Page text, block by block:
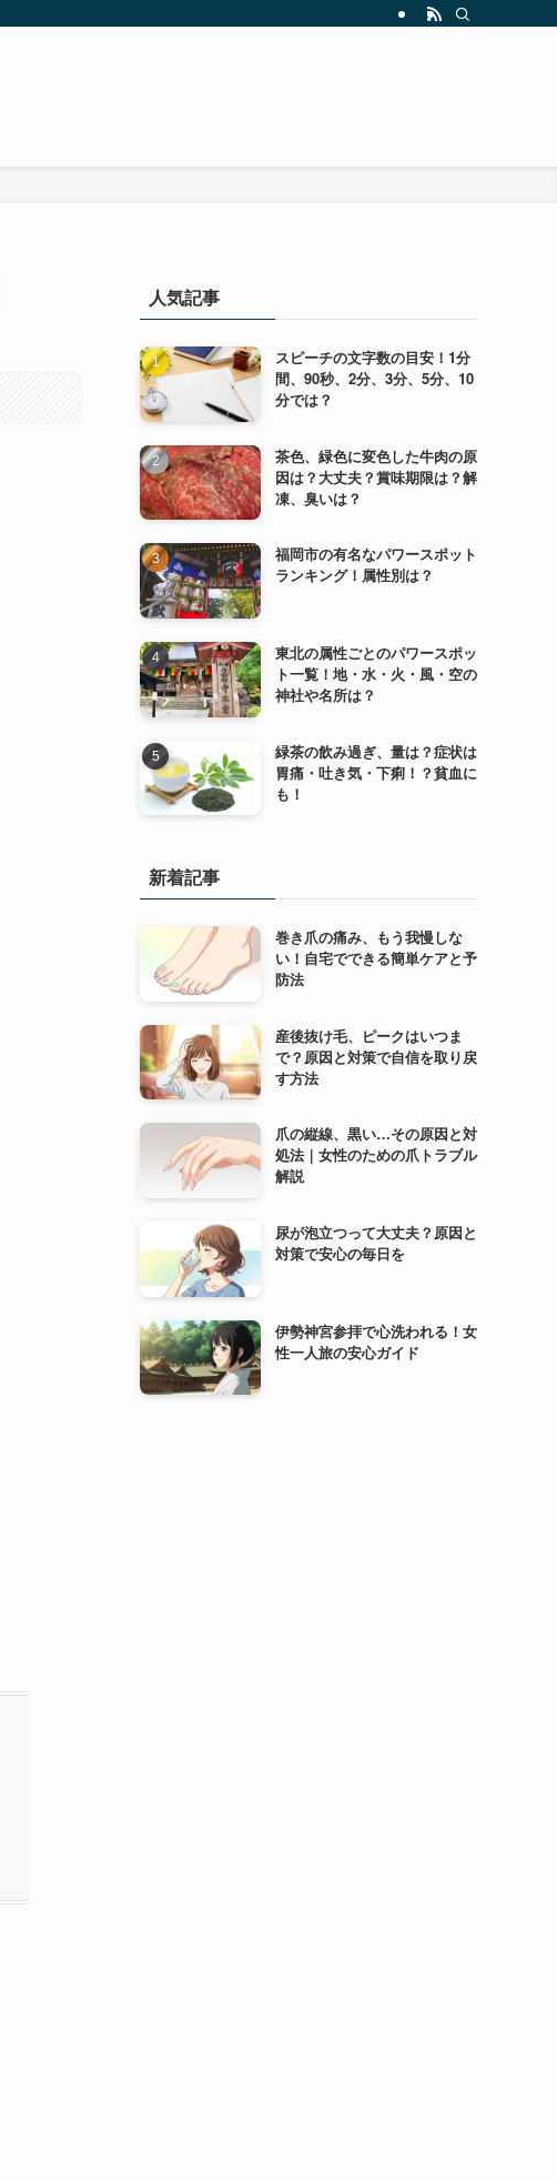
人気記事
スピーチの文字数の目安！1分
間、90秒、2分、3分、5分、10
分では？
茶色、緑色に変色した牛肉の原
因は？大丈夫？賞味期限は？解
凍、臭いは？
福岡市の有名なパワースポット
ランキング！属性別は？
東北の属性ごとのパワースポッ
ト一覧！地・水・火・風・空の
神社や名所は？
緑茶の飲み過ぎ、量は？症状は
胃痛・吐き気・下痢！？貧血に
も！
新着記事
巻き爪の痛み、もう我慢しな
い！自宅でできる簡単ケアと予
防法
産後抜け毛、ピークはいつま
で？原因と対策で自信を取り戻
す方法
爪の縦線、黒い…その原因と対
処法｜女性のための爪トラブル
解説
尿が泡立つって大丈夫？原因と
対策で安心の毎日を
伊勢神宮参拝で心洗われる！女
性一人旅の安心ガイド